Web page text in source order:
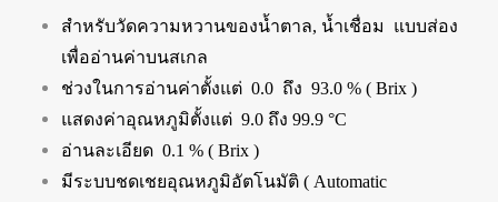
สำหรับวัดความหวานของน้ำตาล, น้ำเชื่อม แบบส่อง
เพื่ออ่านค่าบนสเกล
ช่วงในการอ่านค่าตั้งแต่ 0.0 ถึง 93.0 % ( Brix )
แสดงค่าอุณหภูมิตั้งแต่ 9.0 ถึง 99.9 °C
อ่านละเอียด 0.1 % ( Brix )
มีระบบชดเชยอุณหภูมิอัตโนมัติ ( Automatic